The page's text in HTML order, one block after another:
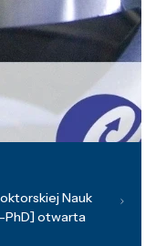
Nauk
PhD] otwarta